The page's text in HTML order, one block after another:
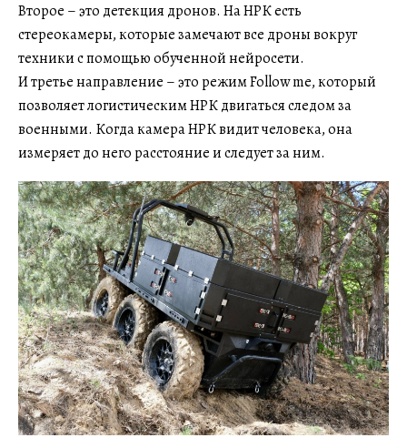
Второе – это детекция дронов. На НРК есть
стереокамеры, которые замечают все дроны вокруг
техники с помощью обученной нейросети.
И третье направление – это режим Follow me, который
позволяет логистическим НРК двигаться следом за
военными. Когда камера НРК видит человека, она
измеряет до него расстояние и следует за ним.